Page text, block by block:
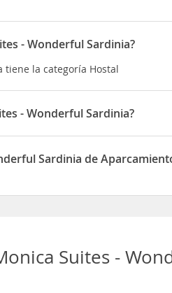
- Wonderful Sardinia?
tiene la categoría Hostal
- Wonderful Sardinia?
está situado en Località Girillu
Sardinia de
Suites -